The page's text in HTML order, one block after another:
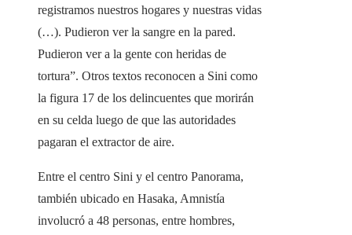
registramos nuestros hogares y nuestras vidas
(…). Pudieron ver la sangre en la pared.
Pudieron ver a la gente con heridas de
tortura”. Otros textos reconocen a Sini como
la figura 17 de los delincuentes que morirán
en su celda luego de que las autoridades
pagaran el extractor de aire.
Entre el centro Sini y el centro Panorama,
también ubicado en Hasaka, Amnistía
involucró a 48 personas, entre hombres,